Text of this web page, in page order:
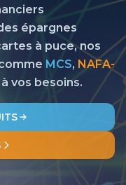
épargnes
à puce, nos
MCS, NAFA-
vos besoins.